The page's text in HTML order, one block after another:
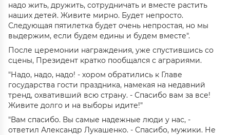
надо жить, дружить, сотрудничать и вместе растить
наших детей. Живите мирно. Будет непросто.
Следующая пятилетка будет очень непростая, но мы
выдержим, если будем едины и будем вместе".
После церемонии награждения, уже спустившись со
сцены, Президент кратко пообщался с аграриями.
"Надо, надо, надо! - хором обратились к Главе
государства гости праздника, намекая на недавний
тренд, охвативший всю страну. - Спасибо вам за все!
Живите долго и на выборы идите!"
"Вам спасибо. Вы самые надежные люди у нас, -
ответил Александр Лукашенко. - Спасибо, мужики. Не